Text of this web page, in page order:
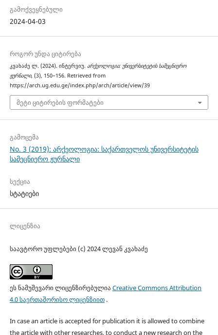
გამოქვეყნებული
2024-04-03
როგორ უნდა ციტირება
კვახაძე ლ. (2024). ინტერვიუ. არქეოლოგია: უნივერსიტეტის სამეცნიერო
ჟურნალი, (3), 150–156. Retrieved from
https://arch.ug.edu.ge/index.php/arch/article/view/39
მეტი ციტირების ფორმატები
გამოცემა
No. 3 (2019): არქეოლოგია: საქართველოს უნივერსიტეტის
სამეცნიერო ჟურნალი
სექცია
სტატიები
ლიცენზია
საავტორო უფლებები (c) 2024 ლევან კვახაძე
ეს ნამუშევარი ლიცენზირებულია Creative Commons Attribution
4.0 საერთაშორისო ლიცენზიით.
In case an article is accepted for publication it is allowed to combine
the article with other researches, to conduct a new research on the